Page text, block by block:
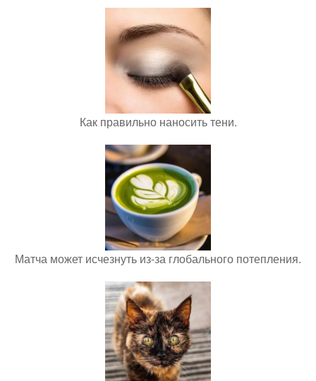
Как правильно наносить тени.
Матча может исчезнуть из-за глобального потепления.